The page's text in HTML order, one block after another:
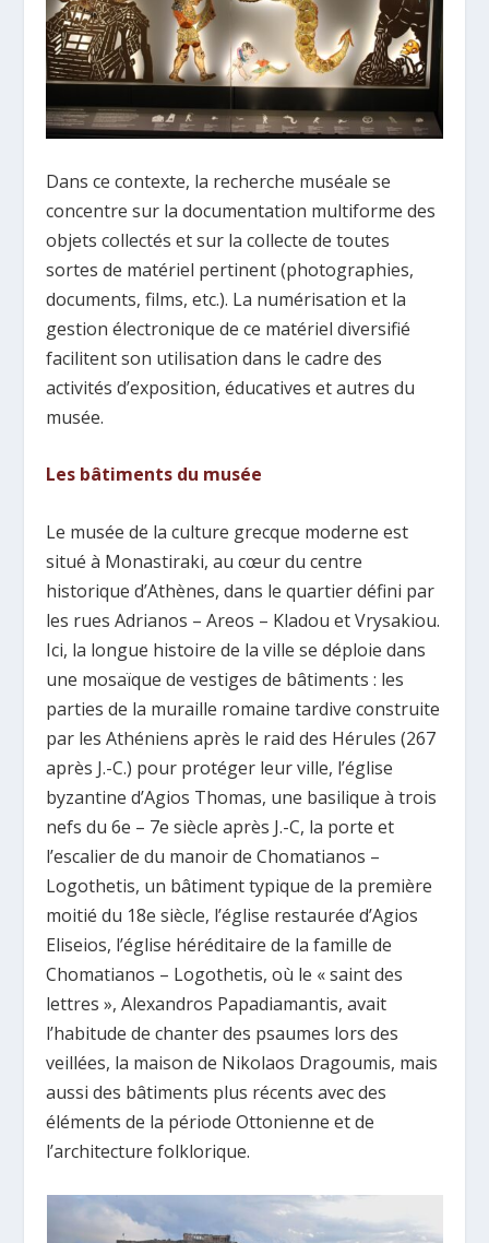
Dans ce contexte, la recherche muséale se
concentre sur la documentation multiforme des
objets collectés et sur la collecte de toutes
sortes de matériel pertinent (photographies,
documents, films, etc.). La numérisation et la
gestion électronique de ce matériel diversifié
facilitent son utilisation dans le cadre des
activités d’exposition, éducatives et autres du
musée.
Les bâtiments du musée
Le musée de la culture grecque moderne est
situé à Monastiraki, au cœur du centre
historique d’Athènes, dans le quartier défini par
les rues Adrianos – Areos – Kladou et Vrysakiou.
Ici, la longue histoire de la ville se déploie dans
une mosaïque de vestiges de bâtiments : les
parties de la muraille romaine tardive construite
par les Athéniens après le raid des Hérules (267
après J.-C.) pour protéger leur ville, l’église
byzantine d’Agios Thomas, une basilique à trois
nefs du 6e – 7e siècle après J.-C, la porte et
l’escalier de du manoir de Chomatianos –
Logothetis, un bâtiment typique de la première
moitié du 18e siècle, l’église restaurée d’Agios
Eliseios, l’église héréditaire de la famille de
Chomatianos – Logothetis, où le « saint des
lettres », Alexandros Papadiamantis, avait
l’habitude de chanter des psaumes lors des
veillées, la maison de Nikolaos Dragoumis, mais
aussi des bâtiments plus récents avec des
éléments de la période Ottonienne et de
l’architecture folklorique.